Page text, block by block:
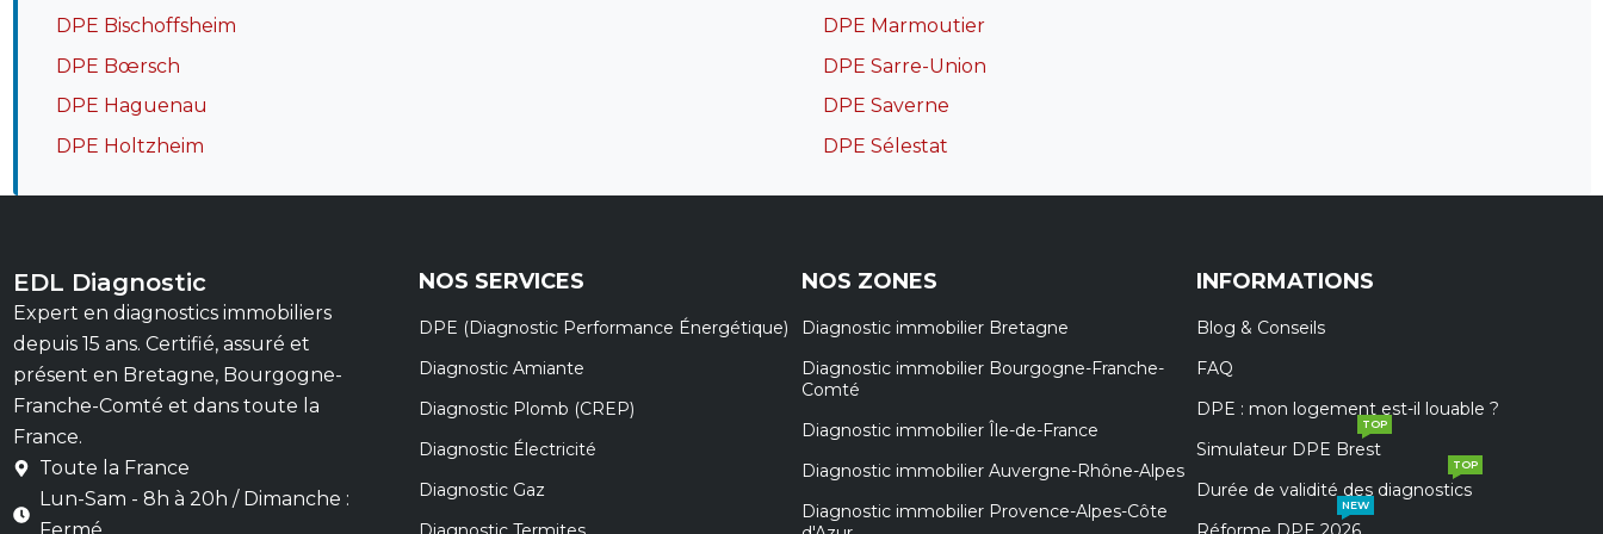
DPE Bischoffsheim
DPE Bœrsch
DPE Haguenau
DPE Holtzheim
DPE Marmoutier
DPE Sarre-Union
DPE Saverne
DPE Sélestat
EDL Diagnostic
Expert en diagnostics immobiliers
depuis 15 ans. Certifié, assuré et
présent en Bretagne, Bourgogne-
Franche-Comté et dans toute la
France.
Toute la France
Lun-Sam - 8h à 20h / Dimanche :
Fermé
NOS SERVICES
DPE (Diagnostic Performance Énergétique)
Diagnostic Amiante
Diagnostic Plomb (CREP)
Diagnostic Électricité
Diagnostic Gaz
NOS ZONES
Diagnostic immobilier Bretagne
Diagnostic immobilier Bourgogne-Franche-
Comté
Diagnostic immobilier Île-de-France
Diagnostic immobilier Auvergne-Rhône-Alpes
Diagnostic immobilier Provence-Alpes-Côte
INFORMATIONS
Blog & Conseils
FAQ
DPE : mon logement est-il louable ?
Simulateur DPE Brest
TOP
Durée de validité des diagnostics
TOP
NEW